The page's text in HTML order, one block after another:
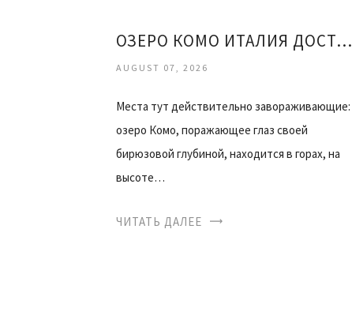
ОЗЕРО КОМО ИТАЛИЯ ДОСТОПРИМЕЧАТЕЛЬНОСТИ ОТЗЫВЫ
AUGUST 07, 2026
Места тут действительно завораживающие:
озеро Комо, поражающее глаз своей
бирюзовой глубиной, находится в горах, на
высоте…
ЧИТАТЬ ДАЛЕЕ